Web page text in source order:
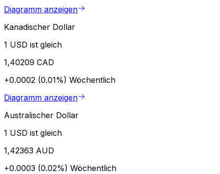
Diagramm anzeigen
Kanadischer Dollar
1 USD ist gleich
1,40209 CAD
+0.0002 (0.01%) Wöchentlich
Diagramm anzeigen
Australischer Dollar
1 USD ist gleich
1,42363 AUD
+0.0003 (0.02%) Wöchentlich